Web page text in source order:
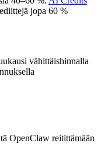
jopa 60 %
vähittäishinnalla
OpenClaw reitittämään